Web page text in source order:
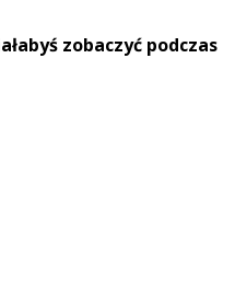
zobaczyć podczas